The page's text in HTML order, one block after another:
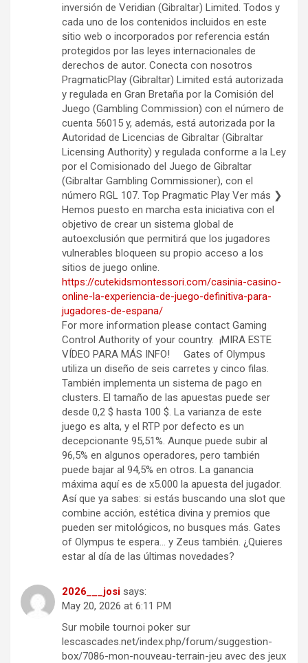
inversión de Veridian (Gibraltar) Limited. Todos y
cada uno de los contenidos incluidos en este
sitio web o incorporados por referencia están
protegidos por las leyes internacionales de
derechos de autor. Conecta con nosotros
PragmaticPlay (Gibraltar) Limited está autorizada
y regulada en Gran Bretaña por la Comisión del
Juego (Gambling Commission) con el número de
cuenta 56015 y, además, está autorizada por la
Autoridad de Licencias de Gibraltar (Gibraltar
Licensing Authority) y regulada conforme a la Ley
por el Comisionado del Juego de Gibraltar
(Gibraltar Gambling Commissioner), con el
número RGL 107. Top Pragmatic Play Ver más ❯
Hemos puesto en marcha esta iniciativa con el
objetivo de crear un sistema global de
autoexclusión que permitirá que los jugadores
vulnerables bloqueen su propio acceso a los
sitios de juego online.
https://cutekidsmontessori.com/casinia-casino-
online-la-experiencia-de-juego-definitiva-para-
jugadores-de-espana/
For more information please contact Gaming
Control Authority of your country. ¡MIRA ESTE
VÍDEO PARA MÁS INFO! Gates of Olympus
utiliza un diseño de seis carretes y cinco filas.
También implementa un sistema de pago en
clusters. El tamaño de las apuestas puede ser
desde 0,2 $ hasta 100 $. La varianza de este
juego es alta, y el RTP por defecto es un
decepcionante 95,51%. Aunque puede subir al
96,5% en algunos operadores, pero también
puede bajar al 94,5% en otros. La ganancia
máxima aquí es de x5.000 la apuesta del jugador.
Así que ya sabes: si estás buscando una slot que
combine acción, estética divina y premios que
pueden ser mitológicos, no busques más. Gates
of Olympus te espera… y Zeus también. ¿Quieres
estar al día de las últimas novedades?
2026___josi says:
May 20, 2026 at 6:11 PM
Sur mobile tournoi poker sur
lescascades.net/index.php/forum/suggestion-
box/7086-mon-nouveau-terrain-jeu avec des jeux